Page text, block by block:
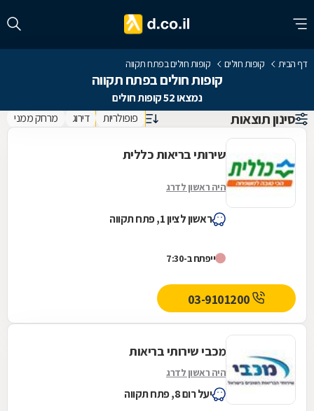
דף הבית קופות חולים קופות חולים בפתח תקווה
קופות חולים בפתח תקווה
נמצאו 52 קופות חולים
סינון תוצאות פופולריות דירוג מרחק ממני
שירותי בריאות כללית
היה ראשון לדרג
ראשון לציון 1, פתח תקווה
ייפתח ב-7:30
03-9101200
מכבי שירותי בריאות
היה ראשון לדרג
יעל רום 8, פתח תקווה